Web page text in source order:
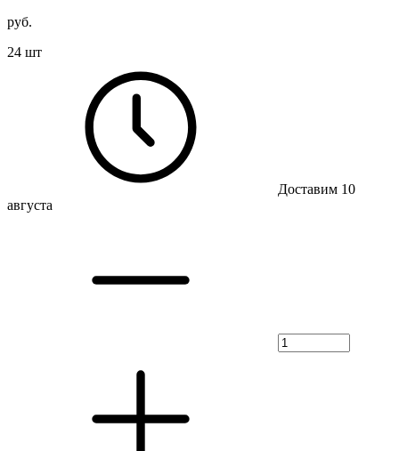
руб.
24 шт
Доставим 10
августа